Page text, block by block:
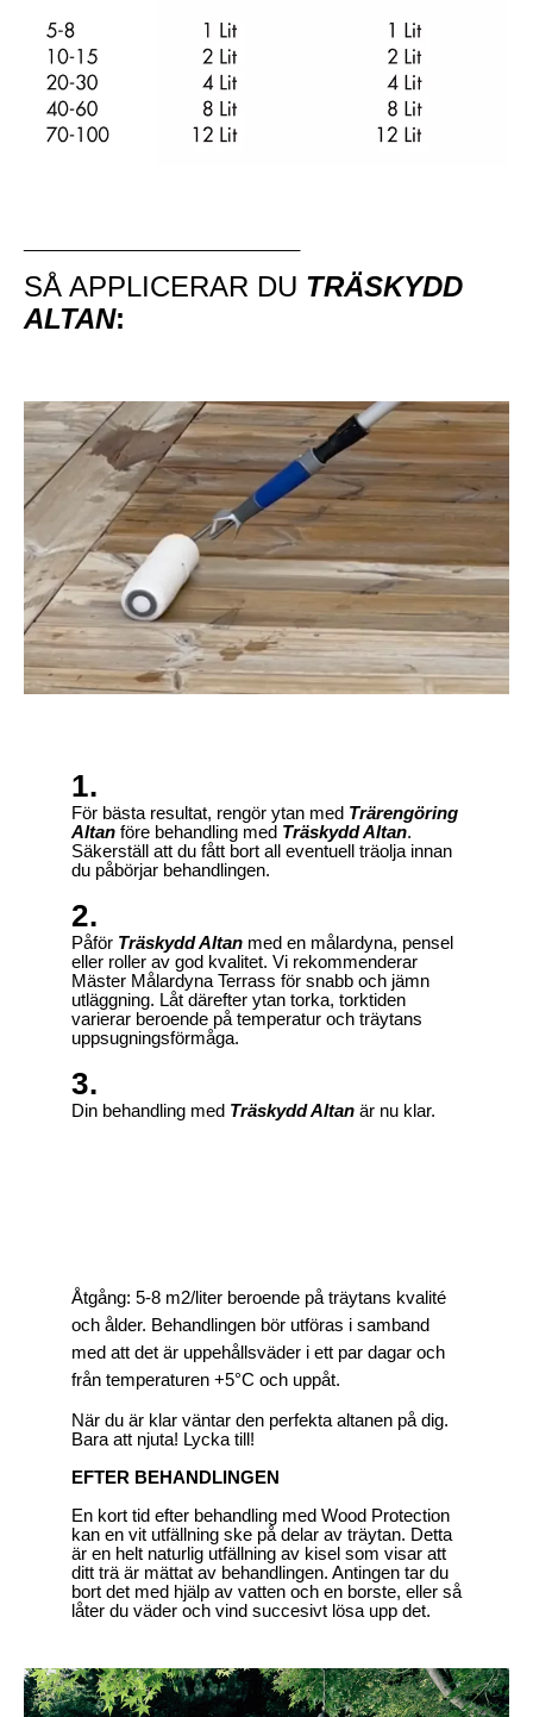
SÅ APPLICERAR DU TRÄSKYDD
ALTAN:
1.
För bästa resultat, rengör ytan med Trärengöring
Altan före behandling med Träskydd Altan.
Säkerställ att du fått bort all eventuell träolja innan
du påbörjar behandlingen.
2.
Påför Träskydd Altan med en målardyna, pensel
eller roller av god kvalitet. Vi rekommenderar
Mäster Målardyna Terrass för snabb och jämn
utläggning. Låt därefter ytan torka, torktiden
varierar beroende på temperatur och träytans
uppsugningsförmåga.
3.
Din behandling med Träskydd Altan är nu klar.
Åtgång: 5-8 m2/liter beroende på träytans kvalité
och ålder. Behandlingen bör utföras i samband
med att det är uppehållsväder i ett par dagar och
från temperaturen +5°C och uppåt.
När du är klar väntar den perfekta altanen på dig.
Bara att njuta! Lycka till!
EFTER BEHANDLINGEN
En kort tid efter behandling med Wood Protection
kan en vit utfällning ske på delar av träytan. Detta
är en helt naturlig utfällning av kisel som visar att
ditt trä är mättat av behandlingen. Antingen tar du
bort det med hjälp av vatten och en borste, eller så
låter du väder och vind succesivt lösa upp det.